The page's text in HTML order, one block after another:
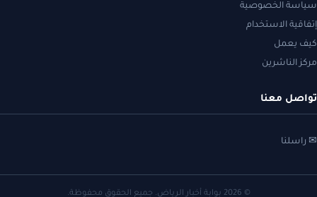
سياسة الخصوصية
إتفاقية الاستخدام
كيف يعمل
مركز الناشرين
تواصل معنا
✉ راسلنا
© 2026 بوابة أخبار الرياض. جميع الحقوق محفوظة.